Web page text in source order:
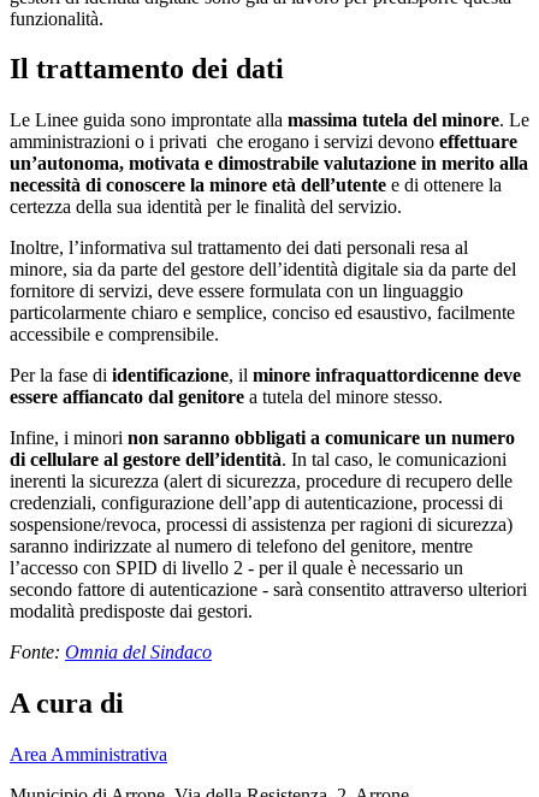
funzionalità.
Il trattamento dei dati
Le Linee guida sono improntate alla massima tutela del minore. Le
amministrazioni o i privati che erogano i servizi devono effettuare
un’autonoma, motivata e dimostrabile valutazione in merito alla
necessità di conoscere la minore età dell’utente e di ottenere la
certezza della sua identità per le finalità del servizio.
Inoltre, l’informativa sul trattamento dei dati personali resa al
minore, sia da parte del gestore dell’identità digitale sia da parte del
fornitore di servizi, deve essere formulata con un linguaggio
particolarmente chiaro e semplice, conciso ed esaustivo, facilmente
accessibile e comprensibile.
Per la fase di identificazione, il minore infraquattordicenne deve
essere affiancato dal genitore a tutela del minore stesso.
Infine, i minori non saranno obbligati a comunicare un numero
di cellulare al gestore dell’identità. In tal caso, le comunicazioni
inerenti la sicurezza (alert di sicurezza, procedure di recupero delle
credenziali, configurazione dell’app di autenticazione, processi di
sospensione/revoca, processi di assistenza per ragioni di sicurezza)
saranno indirizzate al numero di telefono del genitore, mentre
l’accesso con SPID di livello 2 - per il quale è necessario un
secondo fattore di autenticazione - sarà consentito attraverso ulteriori
modalità predisposte dai gestori.
Fonte: Omnia del Sindaco
A cura di
Area Amministrativa